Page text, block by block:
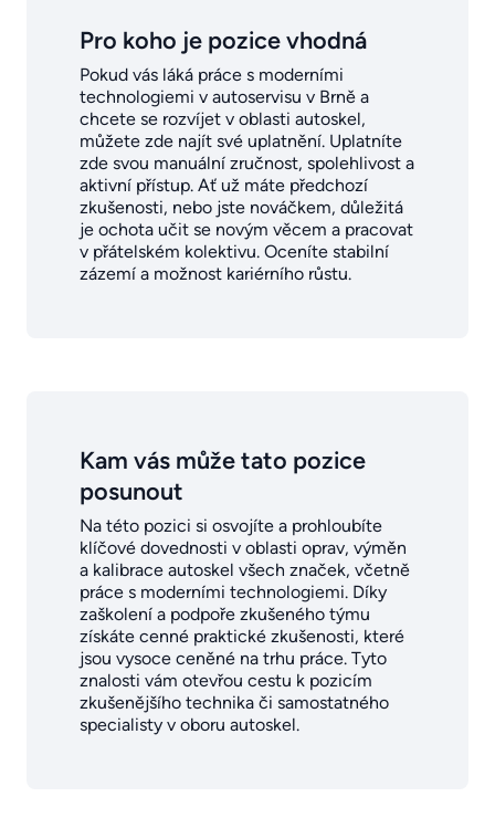
Pro koho je pozice vhodná
Pokud vás láká práce s moderními
technologiemi v autoservisu v Brně a
chcete se rozvíjet v oblasti autoskel,
můžete zde najít své uplatnění. Uplatníte
zde svou manuální zručnost, spolehlivost a
aktivní přístup. Ať už máte předchozí
zkušenosti, nebo jste nováčkem, důležitá
je ochota učit se novým věcem a pracovat
v přátelském kolektivu. Oceníte stabilní
zázemí a možnost kariérního růstu.
Kam vás může tato pozice
posunout
Na této pozici si osvojíte a prohloubíte
klíčové dovednosti v oblasti oprav, výměn
a kalibrace autoskel všech značek, včetně
práce s moderními technologiemi. Díky
zaškolení a podpoře zkušeného týmu
získáte cenné praktické zkušenosti, které
jsou vysoce ceněné na trhu práce. Tyto
znalosti vám otevřou cestu k pozicím
zkušenějšího technika či samostatného
specialisty v oboru autoskel.